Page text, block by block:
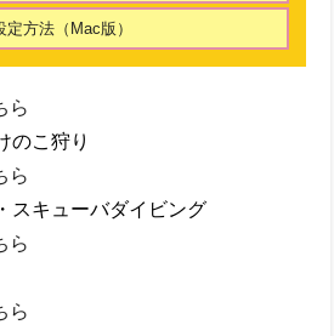
定方法（Mac版）
ら
のこ狩り
ら
スキューバダイビング
ら
ら